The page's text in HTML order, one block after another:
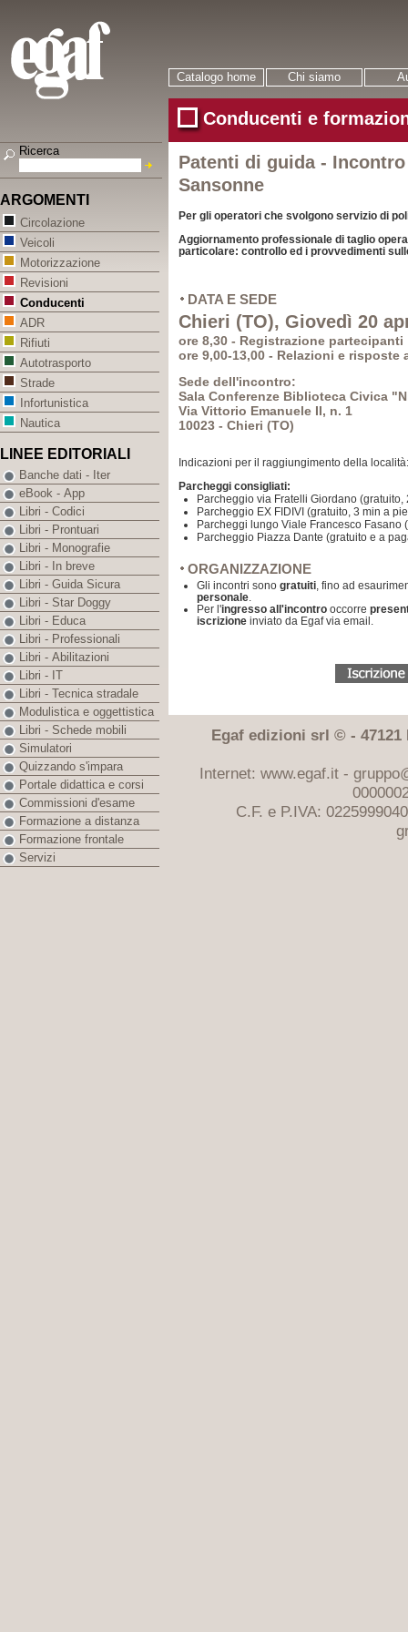
Catalogo home Chi siamo
Conducenti e
Patenti di guida -
Sansonne
Per gli operatori che svolgono servizio di
Aggiornamento professionale di taglio
particolare: controllo ed i provvedimenti
DATA E SEDE
Chieri (TO), Giovedì 20
ore 8,30 - Registrazione partecipanti
ore 9,00-13,00 - Relazioni e risposte
Sede dell'incontro:
Sala Conferenze Biblioteca Civica
Via Vittorio Emanuele II, n. 1
10023 - Chieri (TO)
Indicazioni per il raggiungimento della
Parcheggi consigliati:
Parcheggio via Fratelli Giordano
Parcheggio EX FIDIVI (gratuito, 3 min a
Parcheggi lungo Viale Francesco Fasano
Parcheggio Piazza Dante (gratuito e a
ORGANIZZAZIONE
Gli incontri sono gratuiti, fino ad
personale.
Per l'ingresso all'incontro occorre
iscrizione inviato da Egaf via email.
Egaf edizioni srl © - 47121
Internet: www.egaf.it -
C.F. e P.IVA:
Ricerca
ARGOMENTI
Circolazione
Veicoli
Motorizzazione
Revisioni
Conducenti
ADR
Rifiuti
Autotrasporto
Strade
Infortunistica
Nautica
LINEE EDITORIALI
Banche dati - Iter
eBook - App
Libri - Codici
Libri - Prontuari
Libri - Monografie
Libri - In breve
Libri - Guida Sicura
Libri - Star Doggy
Libri - Educa
Libri - Professionali
Libri - Abilitazioni
Libri - IT
Libri - Tecnica stradale
Modulistica e oggettistica
Libri - Schede mobili
Simulatori
Quizzando s'impara
Portale didattica e corsi
Commissioni d'esame
Formazione a distanza
Formazione frontale
Servizi